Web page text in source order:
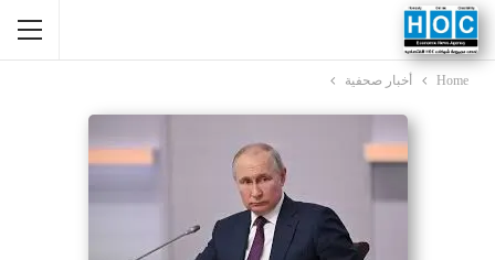
Home أخبار صحفية